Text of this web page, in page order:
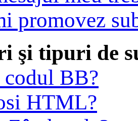
promovez
şi tipuri de
codul BB?
HTML?